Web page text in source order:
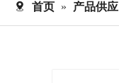
首页 » 产品供应